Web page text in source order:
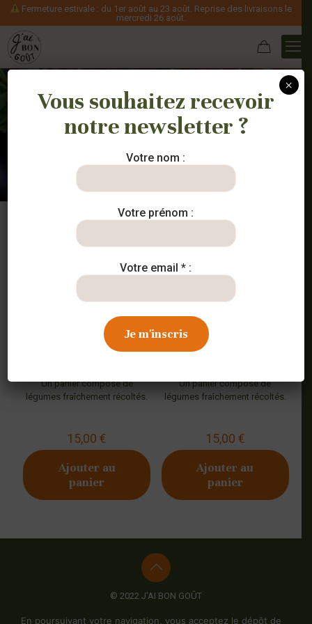
Fermeture estivale : du 1er août au 23 août. Reprise des livraisons le
mercredi 26 août.
légume
Un panier composé de
légumes fraîchement récoltés.
15,00€
Ajouter au
panier
Un panier composé de
légumes fraîchement récoltés.
15,00 €
Ajouter au
panier
© 2022 J'AI BON GOÛT
Vous souhaitez recevoir
notre newsletter ?
Votre nom :
Votre prénom :
Votre email * :
×
En poursuivant votre navigation, vous acceptez le dépôt de